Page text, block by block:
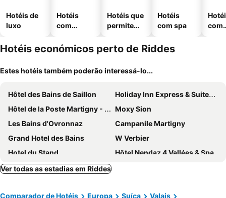
Hotéis de
luxo
Hotéis
com
Hotéis que
permitem
Hotéis
com spa
com
Hotéis económicos perto de Riddes
Estes hotéis também poderão interessá-lo...
Hôtel des Bains de Saillon
Holiday Inn Express & Suites Sion By Ihg
Hôtel de la Poste Martigny - City Center
Moxy Sion
Les Bains d'Ovronnaz
Campanile Martigny
Grand Hotel des Bains
W Verbier
Hotel du Stand
Hôtel Nendaz 4 Vallées & Spa
Hotel Le Cedre
PAPILL'ON - Boutique Hotel
Hotel Montpelier
Ver todas as estadias em Riddes
Comparador de Hotéis Europa Suíça
Valais